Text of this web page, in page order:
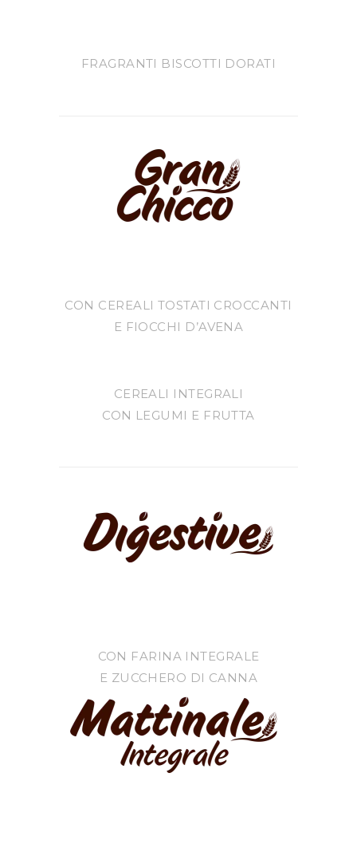
FRAGRANTI BISCOTTI DORATI
CON CEREALI TOSTATI CROCCANTI
E FIOCCHI D’AVENA
CEREALI INTEGRALI
CON LEGUMI E FRUTTA
CON FARINA INTEGRALE
E ZUCCHERO DI CANNA